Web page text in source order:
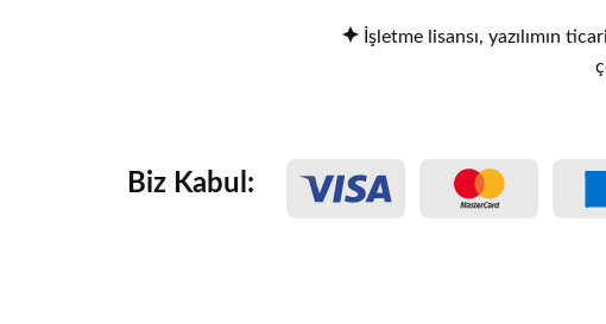
İşletme lisansı, yazılımın
Biz Kabul: